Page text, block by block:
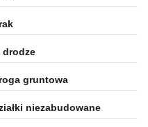
drodze
gruntowa
niezabudowane